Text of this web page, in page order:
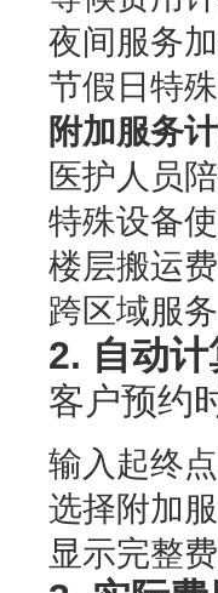
夜间服务
节假日特
附加服务
医护人员
特殊设备
楼层搬运费
跨区域服务
2. 自动
客户预约
输入起终
选择附加
显示完整